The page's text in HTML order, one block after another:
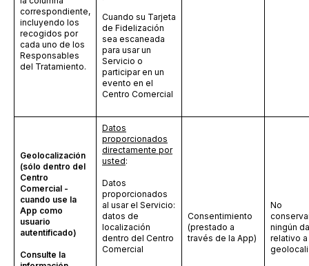
correspondiente,
incluyendo los
recogidos por
cada uno de los
Responsables
del Tratamiento.
Cuando su Tarjeta
de Fidelización
sea escaneada
para usar un
Servicio o
participar en un
evento en el
Centro Comercial
Geolocalización
(sólo dentro del
Centro
Comercial -
cuando use la
App como
usuario
autentificado)
Consulte la
Datos
proporcionados
directamente por
usted:
Datos
proporcionados
al usar el Servicio:
datos de
localización
dentro del Centro
Comercial
Consentimiento
(prestado a
través de la App)
No
ningún
relativo a